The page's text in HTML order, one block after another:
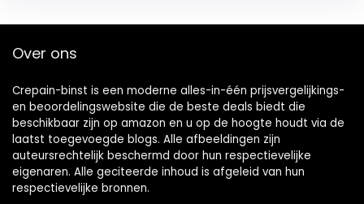
Over ons
Crepain-binst is een moderne alles-in-één prijsvergelijkings-
en beoordelingswebsite die de beste deals biedt die
beschikbaar zijn op amazon en u op de hoogte houdt via de
laatst toegevoegde blogs. Alle afbeeldingen zijn
auteursrechtelijk beschermd door hun respectievelijke
eigenaren. Alle geciteerde inhoud is afgeleid van hun
respectievelijke bronnen.